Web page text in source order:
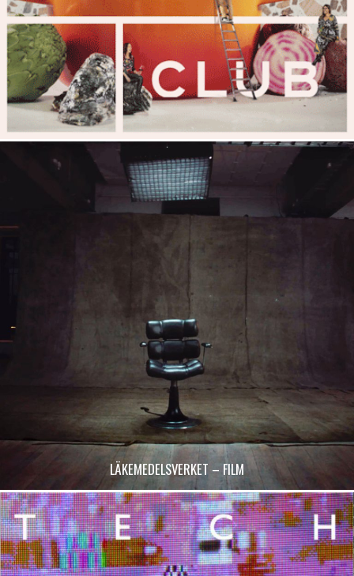
LÄKEMEDELSVERKET – FILM